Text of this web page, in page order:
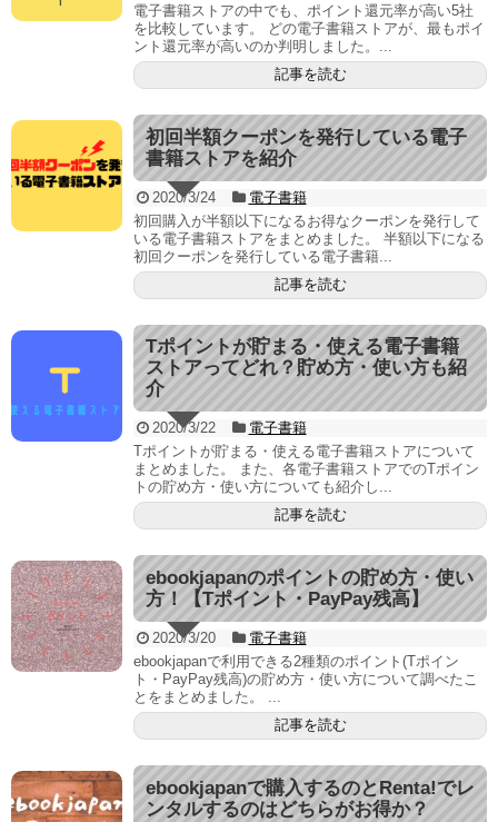
電子書籍ストアの中でも、ポイント還元率が高い5社
を比較しています。 どの電子書籍ストアが、最もポイ
ント還元率が高いのか判明しました。...
記事を読む
初回半額クーポンを発行している電子
書籍ストアを紹介
2020/3/24
電子書籍
初回購入が半額以下になるお得なクーポンを発行して
いる電子書籍ストアをまとめました。 半額以下になる
初回クーポンを発行している電子書籍...
記事を読む
Tポイントが貯まる・使える電子書籍
ストアってどれ？貯め方・使い方も紹
介
2020/3/22
電子書籍
Tポイントが貯まる・使える電子書籍ストアについて
まとめました。 また、各電子書籍ストアでのTポイン
トの貯め方・使い方についても紹介し...
記事を読む
ebookjapanのポイントの貯め方・使い
方！【Tポイント・PayPay残高】
2020/3/20
電子書籍
ebookjapanで利用できる2種類のポイント(Tポイン
ト・PayPay残高)の貯め方・使い方について調べたこ
とをまとめました。 ...
記事を読む
ebookjapanで購入するのとRenta!でレ
ンタルするのはどちらがお得か？